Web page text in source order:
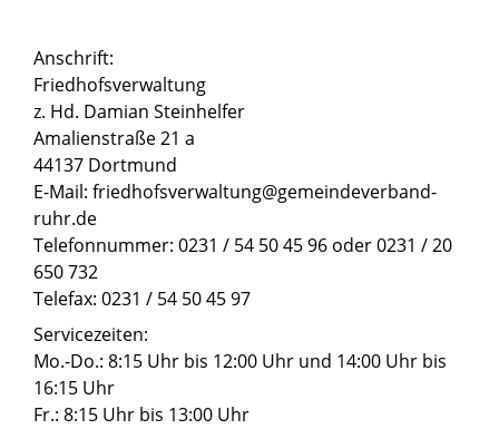
Anschrift:
Friedhofsverwaltung
z. Hd. Damian Steinhelfer
Amalienstraße 21 a
44137 Dortmund
E-Mail: friedhofsverwaltung@gemeindeverband-
ruhr.de
Telefonnummer: 0231 / 54 50 45 96 oder 0231 / 20
650 732
Telefax: 0231 / 54 50 45 97
Servicezeiten:
Mo.-Do.: 8:15 Uhr bis 12:00 Uhr und 14:00 Uhr bis
16:15 Uhr
Fr.: 8:15 Uhr bis 13:00 Uhr